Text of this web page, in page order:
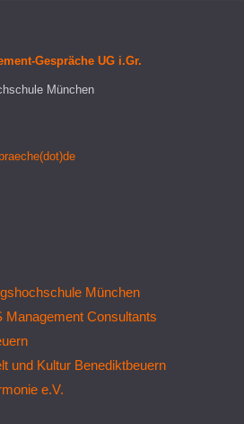
Gespräche UG i.Gr.
München
München
Management Consultants
und Kultur Benediktbeuern
e.V.